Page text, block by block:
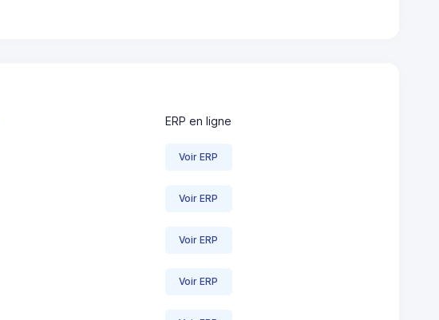
ERP en ligne
Voir ERP
Voir ERP
Voir ERP
Voir ERP